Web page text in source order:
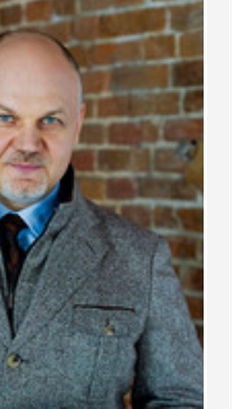
Данные декабрьского опроса